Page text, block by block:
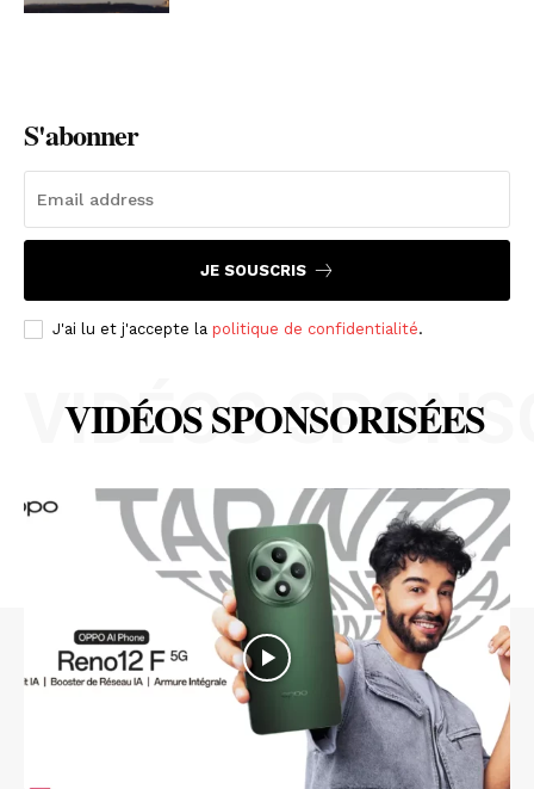
S'abonner
JE SOUSCRIS
J'ai lu et j'accepte la politique de confidentialité.
VIDÉOS SPONSORISÉES
VIDÉOS